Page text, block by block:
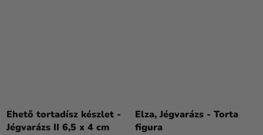
Ehető tortadísz készlet -
Jégvarázs II 6,5 x 4 cm
Elza, Jégvarázs - Torta
figura